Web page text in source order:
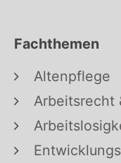
Fachthemen
Altenpflege
Arbeitsrecht